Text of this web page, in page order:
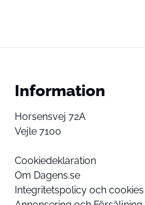
Information
Horsensvej 72A
Vejle 7100
Cookiedeklaration
Om Dagens.se
Integritetspolicy och cookies